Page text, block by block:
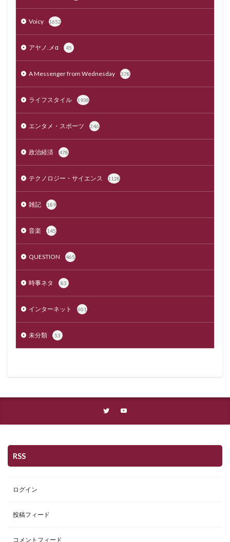
Voicy 1652
アヤノ.メα 45
A Messenger from Wednesday 378
ライフスタイル 1938
エンタメ・スポーツ 246
政治経済 478
テクノロジー・サイエンス 1128
雑記 189
音楽 145
QUESTION 465
時事ネタ 83
インターネット 601
未分類 53
RSS
ログイン
投稿フィード
コメントフィード